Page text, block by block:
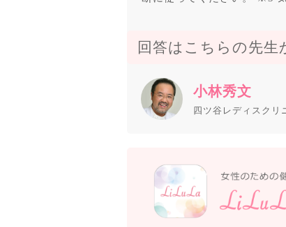
回答はこちらの先生
小林秀文
四ツ谷レディスクリ